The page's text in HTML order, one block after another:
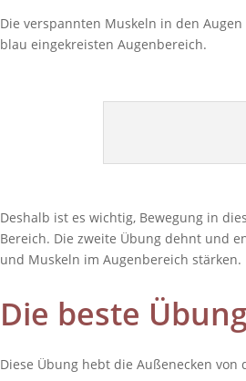
Die verspannten Muskeln in den
blau eingekreisten Augenbereich.
Deshalb ist es wichtig, Bewegung in
Bereich. Die zweite Übung dehnt und
und Muskeln im Augenbereich stärken.
Die beste
Diese Übung hebt die Außenecken